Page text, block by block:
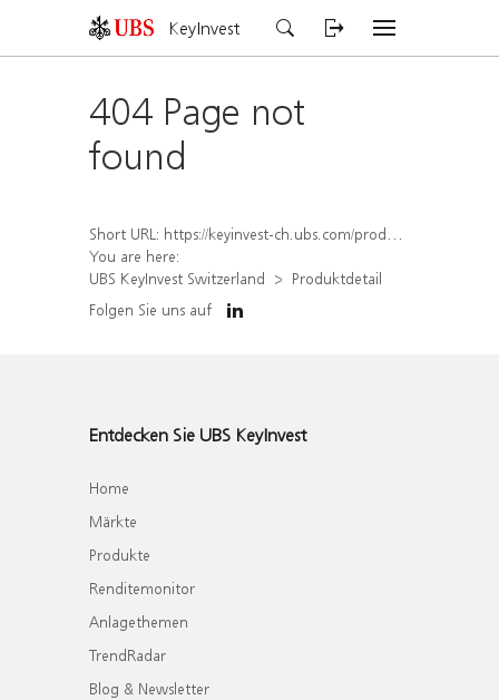
KeyInvest
404 Page not
found
Short URL: https://keyinvest-ch.ubs.com/produkt/detail/index/isin/CH1567398214
You are here:
UBS KeyInvest Switzerland
Produktdetail
Folgen Sie uns auf
Entdecken Sie UBS KeyInvest
Home
Märkte
Produkte
Renditemonitor
Anlagethemen
TrendRadar
Blog & Newsletter